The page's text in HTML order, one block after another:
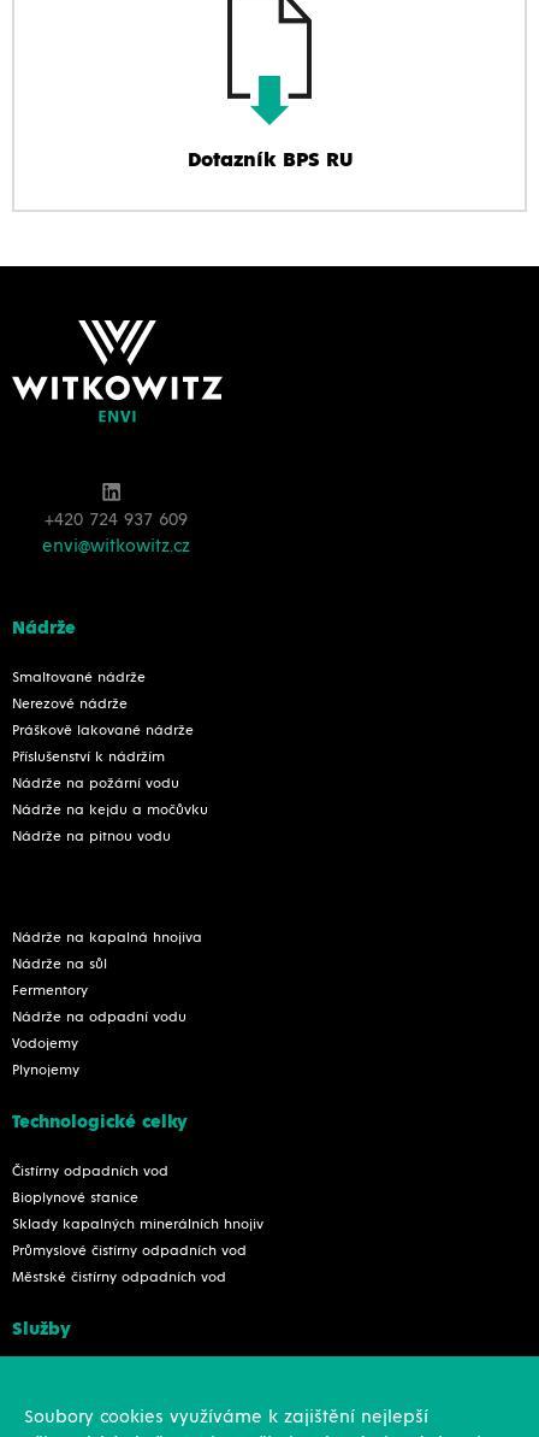
Dotazník BPS RU
+420 724 937 609
envi@witkowitz.cz
Nádrže
Smaltované nádrže
Nerezové nádrže
Práškově lakované nádrže
Příslušenství k nádržím
Nádrže na požární vodu
Nádrže na kejdu a močůvku
Nádrže na pitnou vodu
Nádrže na kapalná hnojiva
Nádrže na sůl
Fermentory
Nádrže na odpadní vodu
Vodojemy
Plynojemy
Technologické celky
Čistírny odpadních vod
Bioplynové stanice
Sklady kapalných minerálních hnojiv
Průmyslové čistírny odpadních vod
Městské čistírny odpadních vod
Služby
Soubory cookies využíváme k zajištění nejlepší